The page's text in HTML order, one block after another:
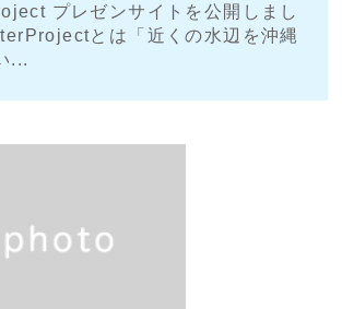
プレゼンサイトを公開しまし
とは「近くの水辺を沖縄
...